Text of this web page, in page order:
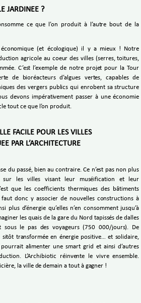
JARDINEE ?
ce que l’on produit à l’autre bout de la
économique (et écologique) il y a mieux ! Notre
agricole au coeur des villes (serres, toitures,
C’est l’exemple de notre projet pour la Tour
de bioréacteurs d’algues vertes, capables de
des vergers publics qui enrobent sa structure
devons impérativement passer à une économie
tout ce que l’on produit.
FACILE POUR LES VILLES
PAR L’ARCHITECTURE
du passé, bien au contraire. Ce n’est pas non plus
sur les villes visant leur muséification et leur
que les coefficients thermiques des bâtiments
faut donc y associer de nouvelles constructions à
plus d’énergie qu’elles n’en consomment jusqu’à
les quais de la gare du Nord tapissés de dalles
sous le pas des voyageurs (750 000/jours). De
sitôt transformée en énergie positive… et solidaire,
alimenter une smart grid et ainsi d’autres
L’Archibiotic réinvente le vivre ensemble.
la ville de demain a tout à gagner !